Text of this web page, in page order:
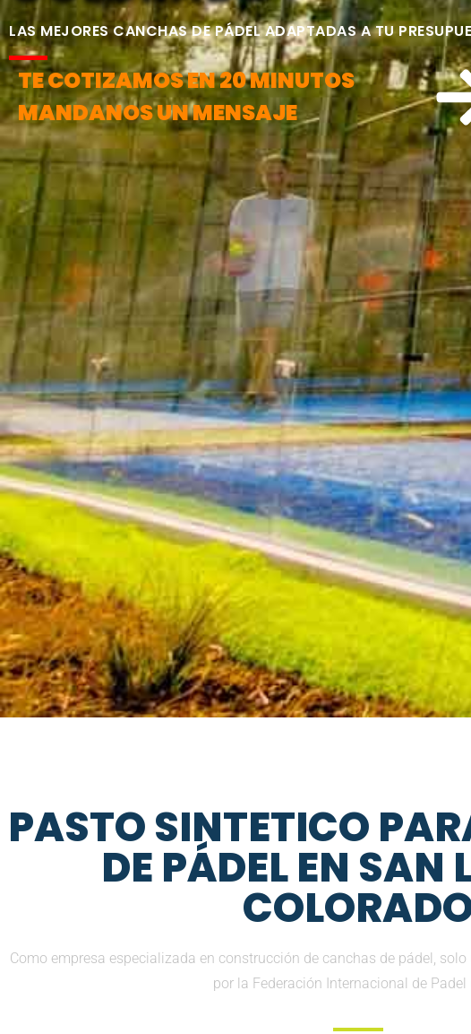
LAS MEJORES CANCHAS DE PÁDEL ADAPTADAS A TU
TE COTIZAMOS EN 20 MINUTOS
MANDANOS UN MENSAJE
PASTO SINTETICO
DE PÁDEL EN SAN
Como empresa especializada en construcción de canchas de pádel,
por la Federación Internacional de Padel